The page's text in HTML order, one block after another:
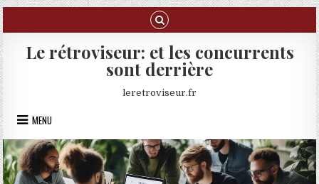
Skip to content
Le rétroviseur: et les concurrents
sont derrière
leretroviseur.fr
MENU